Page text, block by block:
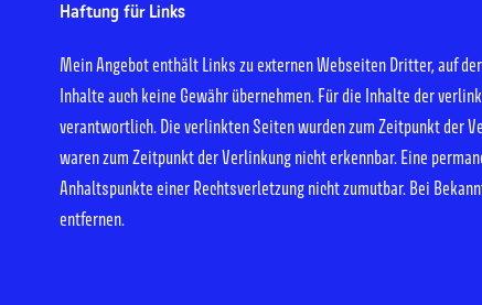
Haftung für Links
Mein Angebot enthält Links zu externen Webseiten Dritter, auf
Inhalte auch keine Gewähr übernehmen. Für die Inhalte der
verantwortlich. Die verlinkten Seiten wurden zum Zeitpunkt der
waren zum Zeitpunkt der Verlinkung nicht erkennbar. Eine
Anhaltspunkte einer Rechtsverletzung nicht zumutbar. Bei
entfernen.